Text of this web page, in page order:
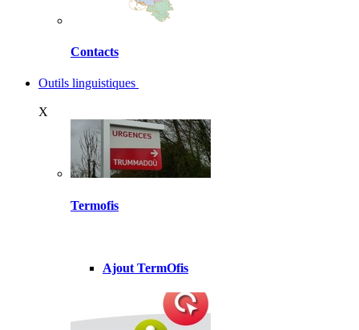
Contacts
Outils linguistiques
X
Termofis
Ajout TermOfis